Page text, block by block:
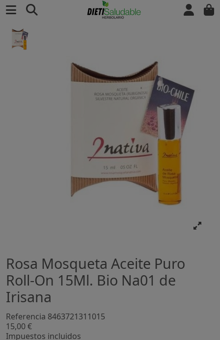
Rosa Mosqueta Aceite Puro
Roll-On 15Ml. Bio Na01 de
Irisana
Referencia 8463721311015
15,00 €
Impuestos incluidos